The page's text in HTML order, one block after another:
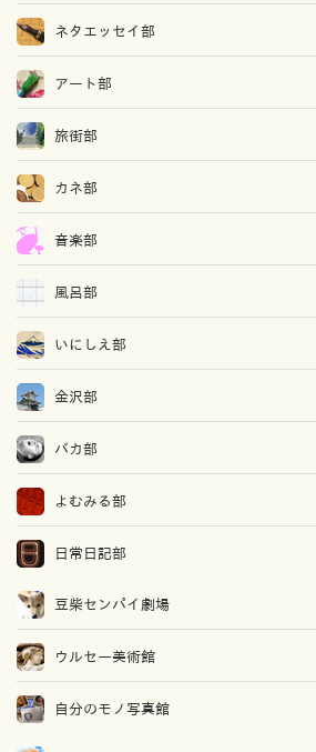
ネタエッセイ部
アート部
旅街部
カネ部
音楽部
風呂部
いにしえ部
金沢部
バカ部
よむみる部
日常日記部
豆柴センパイ劇場
ウルセー美術館
自分のモノ写真館